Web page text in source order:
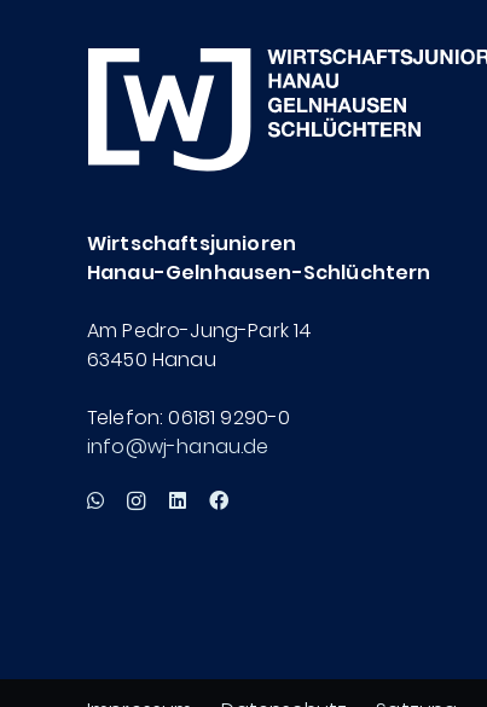
Wirtschaftsjunioren
Hanau-Gelnhausen-Schlüchtern
Am Pedro-Jung-Park 14
63450 Hanau
Telefon: 06181 9290-0
info@wj-hanau.de